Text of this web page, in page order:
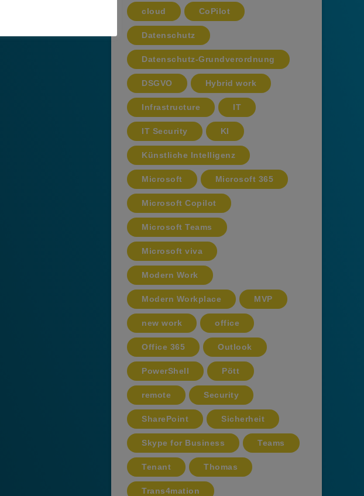
cloud CoPilot
Datenschutz
Datenschutz-Grundverordnung
DSGVO Hybrid work
Infrastructure IT
IT Security KI
Künstliche Intelligenz
Microsoft Microsoft 365
Microsoft Copilot
Microsoft Teams
Microsoft viva
Modern Work
Modern Workplace MVP
new work office
Office 365 Outlook
PowerShell Pött
remote Security
SharePoint Sicherheit
Skype for Business Teams
Tenant Thomas
Trans4mation